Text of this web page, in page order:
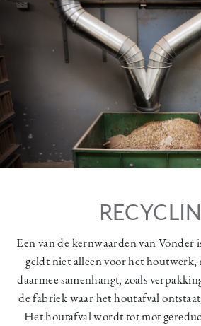
Een van de kernwaarden van Vonder
geldt niet alleen voor het houtwerk,
daarmee samenhangt, zoals
de fabriek waar het houtafval
Het houtafval wordt tot mot